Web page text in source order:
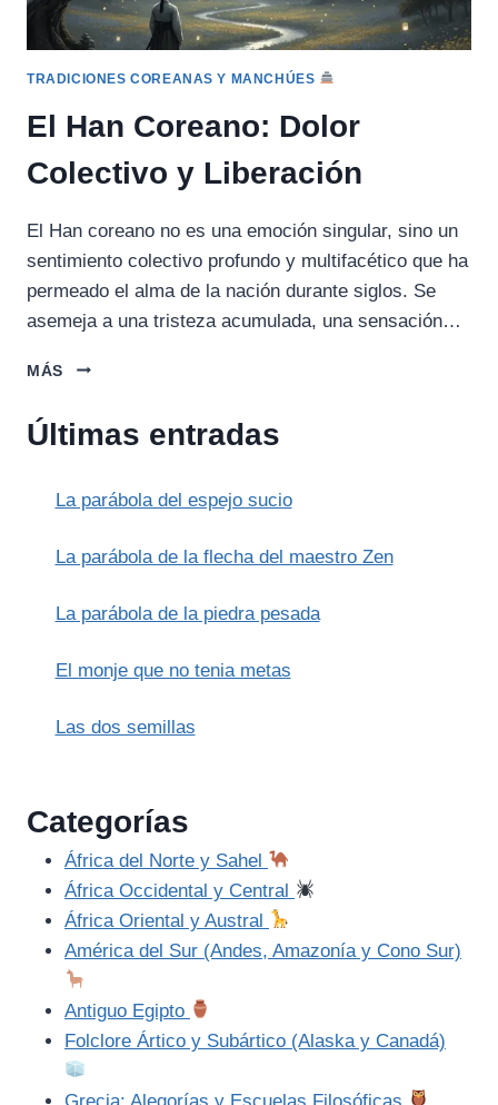
TRADICIONES COREANAS Y MANCHÚES
El Han Coreano: Dolor
Colectivo y Liberación
El Han coreano no es una emoción singular, sino un
sentimiento colectivo profundo y multifacético que ha
permeado el alma de la nación durante siglos. Se
asemeja a una tristeza acumulada, una sensación…
MÁS
EL
DOLOR
LIBERACIÓN
Últimas entradas
La parábola del espejo sucio
La parábola de la flecha del maestro Zen
La parábola de la piedra pesada
El monje que no tenia metas
Las dos semillas
Categorías
África del Norte y Sahel
África Occidental y Central
África Oriental y Austral
América del Sur (Andes, Amazonía y Cono Sur)
Antiguo Egipto
Folclore Ártico y Subártico (Alaska y Canadá)
Grecia: Alegorías y Escuelas Filosóficas